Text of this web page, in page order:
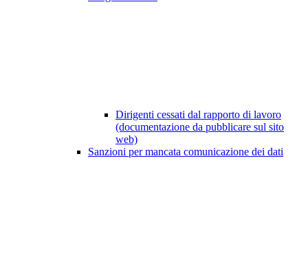
Dirigenti cessati dal rapporto di lavoro
(documentazione da pubblicare sul sito
web)
Sanzioni per mancata comunicazione dei dati